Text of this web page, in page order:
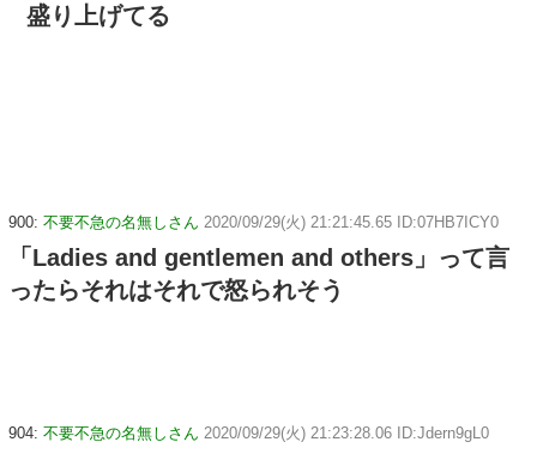
盛り上げてる
900: 不要不急の名無しさん 2020/09/29(火) 21:21:45.65 ID:07HB7ICY0
「Ladies and gentlemen and others」って言
ったらそれはそれで怒られそう
904: 不要不急の名無しさん 2020/09/29(火) 21:23:28.06 ID:Jdern9gL0